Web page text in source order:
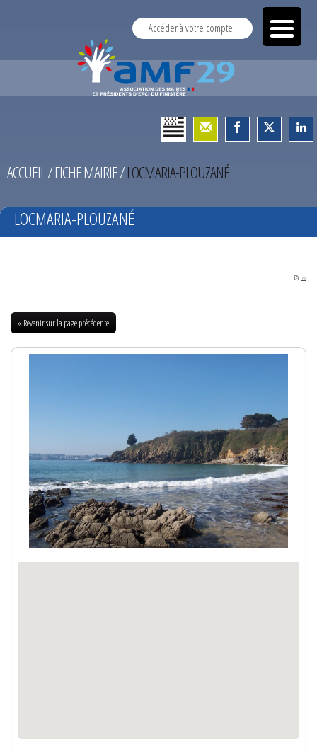
Accéder à votre compte
ACCUEIL/FICHE MAIRIE/LOCMARIA-PLOUZANÉ
LOCMARIA-PLOUZANÉ
PDF
« Revenir sur la page précédente